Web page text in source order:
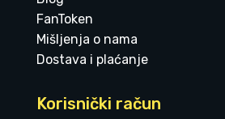
FanToken
Mišljenja o nama
Dostava i plaćanje
Korisnički račun